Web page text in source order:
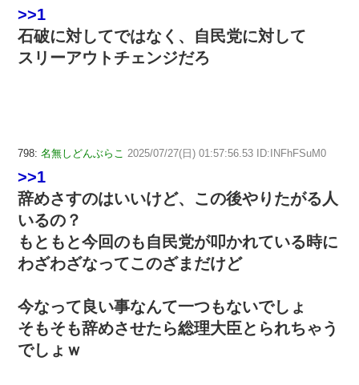
>>1
石破に対してではなく、自民党に対して
スリーアウトチェンジだろ
798: 名無しどんぶらこ 2025/07/27(日) 01:57:56.53 ID:INFhFSuM0
>>1
辞めさすのはいいけど、この後やりたがる人
いるの？
もともと今回のも自民党が叩かれている時に
わざわざなってこのざまだけど
今なって良い事なんて一つもないでしょ
そもそも辞めさせたら総理大臣とられちゃう
でしょｗ